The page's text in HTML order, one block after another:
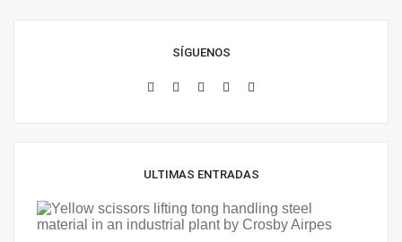
SÍGUENOS
ULTIMAS ENTRADAS